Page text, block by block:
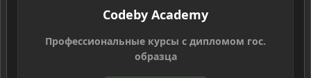
Codeby Academy
Профессиональные курсы с дипломом гос.
образца